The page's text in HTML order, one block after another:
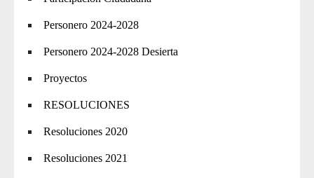
Personero 2024-2028
Personero 2024-2028 Desierta
Proyectos
RESOLUCIONES
Resoluciones 2020
Resoluciones 2021